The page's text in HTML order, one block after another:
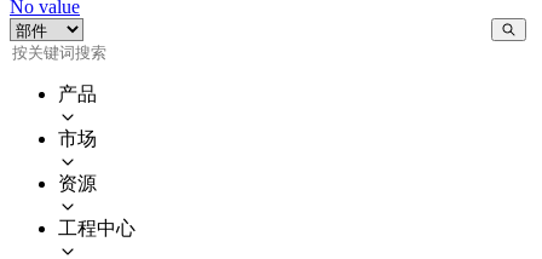
No value
产品
市场
资源
工程中心